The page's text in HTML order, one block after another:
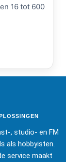
16 tot 600
, studio- en FM
als hobbyisten.
service maakt